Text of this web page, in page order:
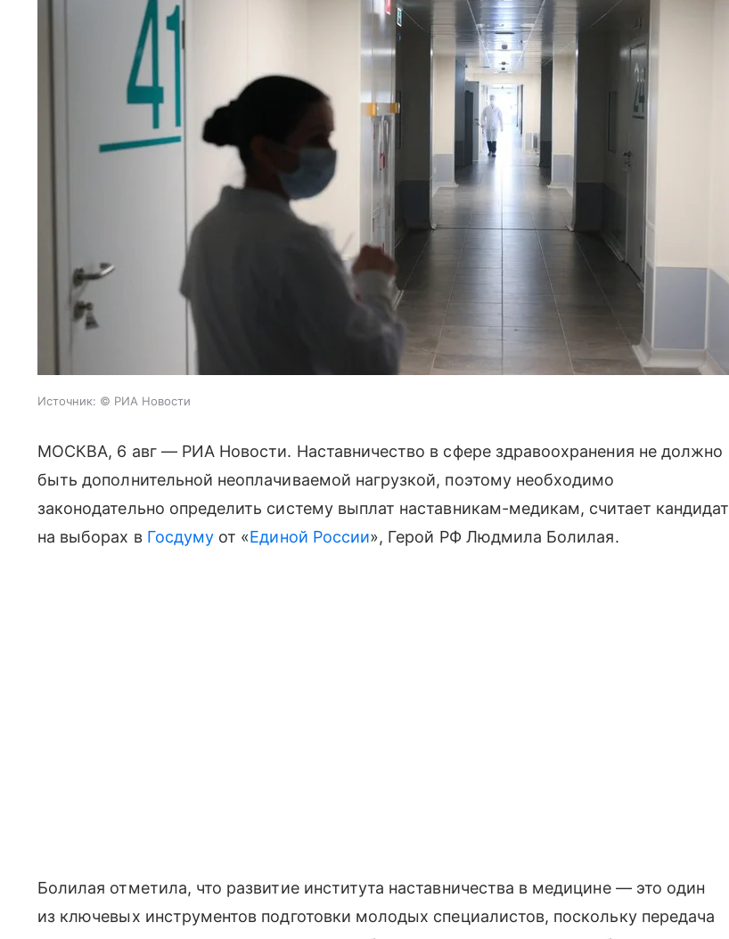
Источник: © РИА Новости
МОСКВА, 6 авг — РИА Новости. Наставничество в сфере здравоохранения не должно
быть дополнительной неоплачиваемой нагрузкой, поэтому необходимо
законодательно определить систему выплат наставникам-медикам, считает кандидат
на выборах в Госдуму от «Единой России», Герой РФ Людмила Болилая.
Болилая отметила, что развитие института наставничества в медицине — это один
из ключевых инструментов подготовки молодых специалистов, поскольку передача